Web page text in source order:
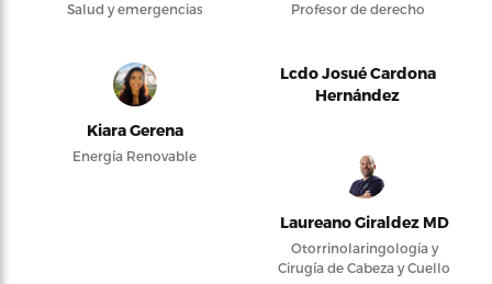
Salud y emergencias Profesor de derecho
Kiara Gerena
Energía Renovable
Lcdo Josué Cardona
Hernández
Laureano Giraldez MD
Otorrinolaringología y
Cirugía de Cabeza y Cuello